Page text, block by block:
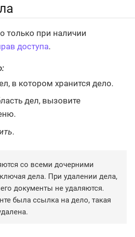
только при наличии
доступа.
в котором хранится дело.
дел, вызовите
.
со всеми дочерними
дела. При удалении дела,
документы не удаляются.
была ссылка на дело, такая